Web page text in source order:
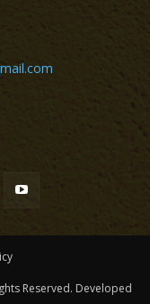
Reserved. Developed